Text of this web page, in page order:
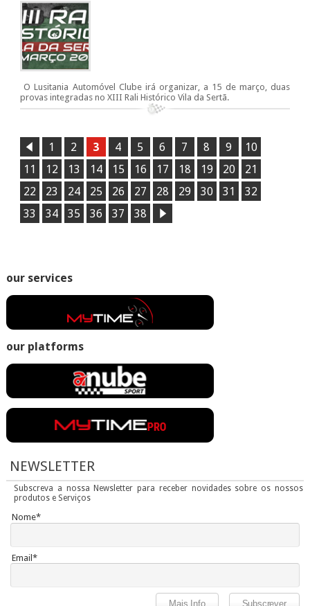
O Lusitania Automóvel Clube irá organizar, a 15 de março, duas
provas integradas no XIII Rali Histórico Vila da Sertã.
1 2 3 4 5 6 7 8 9
10
11
12 13 14 15 16 17 18 19 20
21
22
23 24 25 26 27 28 29 30 31
32
33
34 35 36 37 38
our services
our platforms
NEWSLETTER
Subscreva a nossa Newsletter para receber novidades sobre os nossos
produtos e Serviços
Nome*
Email*